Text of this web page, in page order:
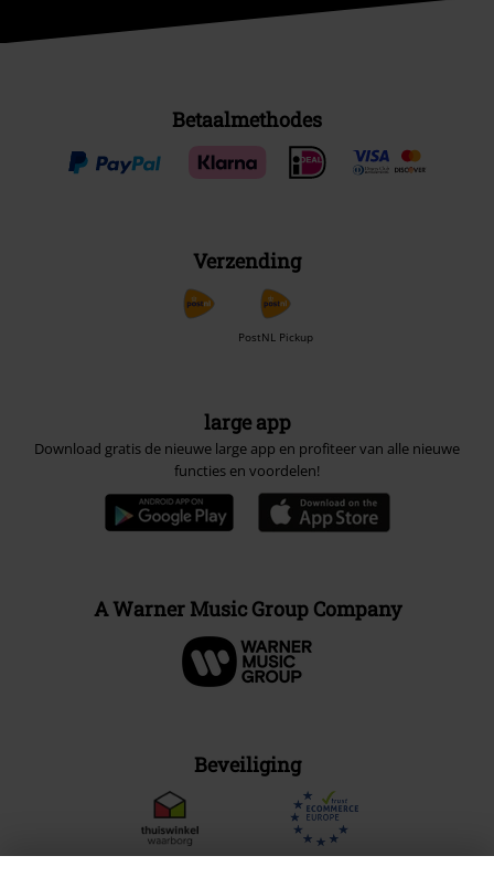
Betaalmethodes
Verzending
PostNL Pickup
large app
Download gratis de nieuwe large app en profiteer van alle nieuwe
functies en voordelen!
A Warner Music Group Company
Beveiliging